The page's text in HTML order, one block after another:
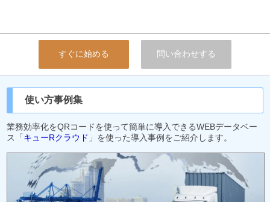
すぐに始める 問い合わせする
使い方事例集
業務効率化をQRコードを使って簡単に導入できるWEBデータベー
ス「キューRクラウド 」を使った導入事例をご紹介します。